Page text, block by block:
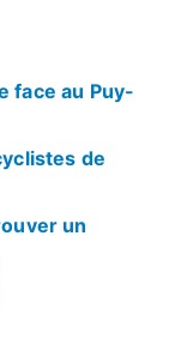
face au Puy-
de
un